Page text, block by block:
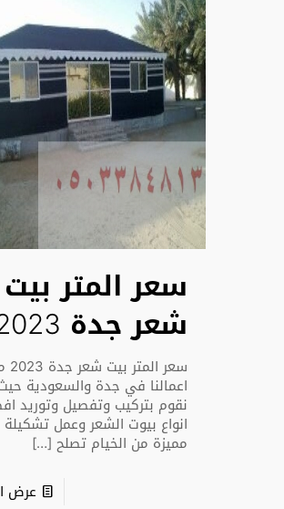
سعر المتر بيت
شعر جدة 2023
سعر
اعمالنا في جدة والسعودية
نقوم بتركيب وتفصيل وتوريد
انواع بيوت الشعر وعمل تشكيلة
مميزة من الخيام تصلح[…]
عرض